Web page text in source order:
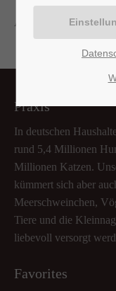
Aktuell sind keine
Praxis
In deutschen
rund 5,4 Millionen
Millionen Katzen.
kümmert sich aber
Meerschweinchen,
Tiere und die
liebevoll versorgt
Favorites